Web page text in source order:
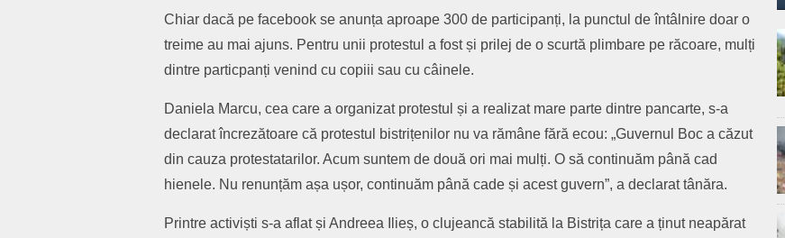
Chiar dacă pe facebook se anunța aproape 300 de participanți, la punctul de întâlnire doar o
treime au mai ajuns. Pentru unii protestul a fost și prilej de o scurtă plimbare pe răcoare, mulți
dintre particpanți venind cu copiii sau cu câinele.
Daniela Marcu, cea care a organizat protestul și a realizat mare parte dintre pancarte, s-a
declarat încrezătoare că protestul bistrițenilor nu va rămâne fără ecou: „Guvernul Boc a căzut
din cauza protestatarilor. Acum suntem de două ori mai mulți. O să continuăm până cad
hienele. Nu renunțăm așa ușor, continuăm până cade și acest guvern”, a declarat tânăra.
Printre activiști s-a aflat și Andreea Ilieș, o clujeancă stabilită la Bistrița care a ținut neapărat